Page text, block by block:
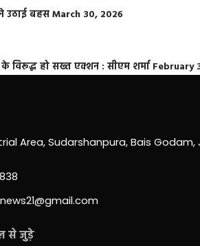
उठाई बहसMarch 30, 2026
के विरूद्ध हो सख्त एक्शन : सीएम शर्मा February
Area, Sudarshanpura, Bais
से जुड़े